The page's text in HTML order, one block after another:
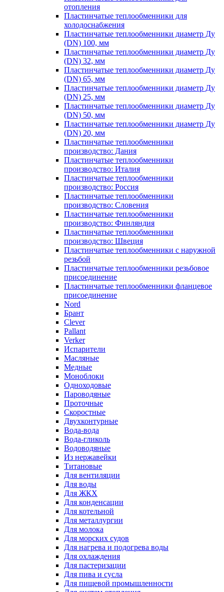
отопления
Пластинчатые теплообменники для
холодоснабжения
Пластинчатые теплообменники диаметр Ду
(DN) 100, мм
Пластинчатые теплообменники диаметр Ду
(DN) 32, мм
Пластинчатые теплообменники диаметр Ду
(DN) 65, мм
Пластинчатые теплообменники диаметр Ду
(DN) 25, мм
Пластинчатые теплообменники диаметр Ду
(DN) 50, мм
Пластинчатые теплообменники диаметр Ду
(DN) 20, мм
Пластинчатые теплообменники
производство: Дания
Пластинчатые теплообменники
производство: Италия
Пластинчатые теплообменники
производство: Россия
Пластинчатые теплообменники
производство: Словения
Пластинчатые теплообменники
производство: Финляндия
Пластинчатые теплообменники
производство: Швеция
Пластинчатые теплообменники с наружной
резьбой
Пластинчатые теплообменники резьбовое
присоединение
Пластинчатые теплообменники фланцевое
присоединение
Nord
Брант
Clever
Pallant
Verker
Испарители
Масляные
Медные
Моноблоки
Одноходовые
Пароводяные
Проточные
Скоростные
Двухконтурные
Вода-вода
Вода-гликоль
Водоводяные
Из нержавейки
Титановые
Для вентиляции
Для воды
Для ЖКХ
Для конденсации
Для котельной
Для металлургии
Для молока
Для морских судов
Для нагрева и подогрева воды
Для охлаждения
Для пастеризации
Для пива и сусла
Для пищевой промышленности